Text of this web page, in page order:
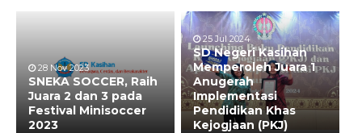
28 Nov 2023
SNEKA SOCCER, Raih
Juara 2 dan 3 pada
Festival Minisoccer
2023
25 Jul 2024
SD Negeri Kasihan
Memperoleh Juara 1
Anugerah
Implementasi
Pendidikan Khas
Kejogjaan (PKJ)